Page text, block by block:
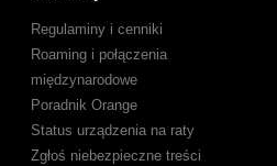
Regulaminy i cenniki
Roaming i połączenia
międzynarodowe
Poradnik Orange
Status urządzenia na raty
Zgłoś niebezpieczne treści